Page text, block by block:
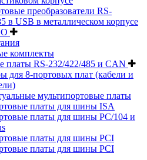
преобразователи RS-
в USB в металлическом корпусе
комплекты
платы RS-232/422/485 и CAN
для 8-портовых плат (кабели и
мультипортовые платы
платы для шины ISA
платы для шины PC/104 и
платы для шины PCI
платы для шины PCI